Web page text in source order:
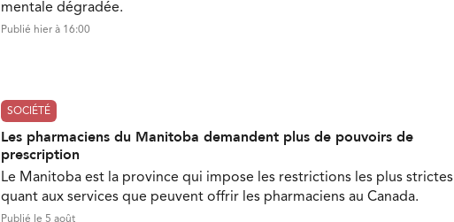
mentale dégradée.
Publié hier à 16:00
SOCIÉTÉ
Les pharmaciens du Manitoba demandent plus de pouvoirs de
prescription
Le Manitoba est la province qui impose les restrictions les plus strictes
quant aux services que peuvent offrir les pharmaciens au Canada.
Publié le 5 août